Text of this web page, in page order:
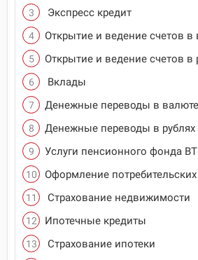
Экспресс кредит
Открытие и ведение счетов в
Открытие и ведение счетов в
Вклады
Денежные переводы в валюте
Денежные переводы в рублях
Услуги пенсионного фонда
Оформление
Страхование недвижимости
Ипотечные кредиты
Страхование ипотеки